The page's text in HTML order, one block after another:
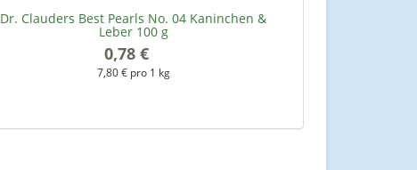
Dr. Clauders Best Pearls No. 04 Kaninchen &
Leber 100 g
0,78 €
7,80 € pro 1 kg